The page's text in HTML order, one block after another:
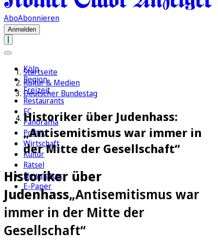
AboAbonnieren
Anmelden
Köln
Region
Freizeit
Restaurants
FC
Panorama
Politik
Wirtschaft
Kultur
Rätsel
Newsletter
E-Paper
Startseite
Kultur & Medien
Deutscher Bundestag
Historiker über Judenhass:
„Antisemitismus war immer in
der Mitte der Gesellschaft“
Historiker über
Judenhass„Antisemitismus war
immer in der Mitte der
Gesellschaft“